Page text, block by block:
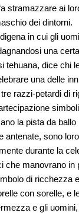
stramazzare ai
dei dintorni.
in cui gli
una
dice chi
una delle
razzi-petardi di
la pista da
sono
durante la
manovrano in
di ricchezza
con sorelle, e
e gli